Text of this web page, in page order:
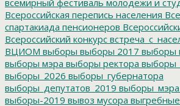
Всероссийская перепись населения
спартакиада пенсионеров
Всероссийский конкурс
ВЦИОМ выборы выборы 2017 выборы
выборы мэра выборы ректора
выборы_2026 выборы_губернатора
выборы_депутатов_2019 выборы_мэра
выборы-2019 вывоз мусора